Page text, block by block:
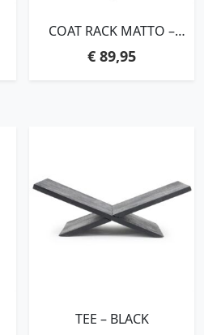
COAT RACK MATTO –
€ 89,95
TEE – BLACK